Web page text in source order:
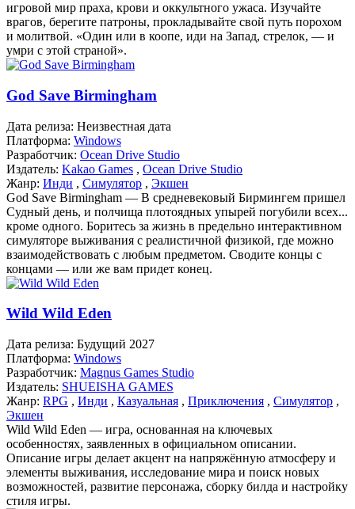
игровой мир праха, крови и оккультного ужаса. Изучайте
врагов, берегите патроны, прокладывайте свой путь порохом
и молитвой. «Один или в коопе, иди на Запад, стрелок, — и
умри с этой страной».
God Save Birmingham
Дата релиза: Неизвестная дата
Платформа: Windows
Разработчик: Ocean Drive Studio
Издатель: Kakao Games , Ocean Drive Studio
Жанр: Инди , Симулятор , Экшен
God Save Birmingham — В средневековый Бирмингем пришел
Судный день, и полчища плотоядных упырей погубили всех...
кроме одного. Боритесь за жизнь в предельно интерактивном
симуляторе выживания с реалистичной физикой, где можно
взаимодействовать с любым предметом. Сводите концы с
концами — или же вам придет конец.
Wild Wild Eden
Дата релиза: Будущий 2027
Платформа: Windows
Разработчик: Magnus Games Studio
Издатель: SHUEISHA GAMES
Жанр: RPG , Инди , Казуальная , Приключения , Симулятор ,
Экшен
Wild Wild Eden — игра, основанная на ключевых
особенностях, заявленных в официальном описании.
Описание игры делает акцент на напряжённую атмосферу и
элементы выживания, исследование мира и поиск новых
возможностей, развитие персонажа, сборку билда и настройку
стиля игры.